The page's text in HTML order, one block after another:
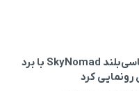
شیائومی از شاسی‌بلند SkyNomad با برد